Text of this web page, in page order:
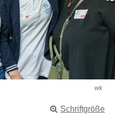
wk
Schriftgröße